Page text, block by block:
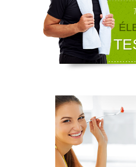
A férfiasság,
teljesítmény,
az életben.
hanem az